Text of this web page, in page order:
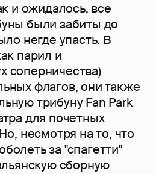
и ожидалось, все
были забиты до
негде упасть. В
парил и
соперничества)
флагов, они также
трибуну Fan Park
для почетных
несмотря на то, что
за "спагетти"
сборную